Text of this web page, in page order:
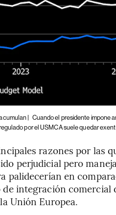
|
Cuando el presidente impone
por el USMCA suele quedar
razones por las
perjudicial pero
palidecerían en
integración
Unión Europea.